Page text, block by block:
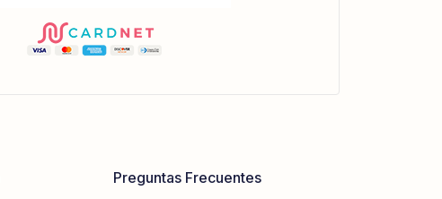
Preguntas Frecuentes